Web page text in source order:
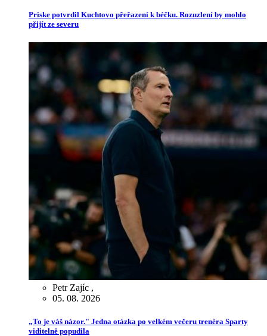
Priske potvrdil Kuchtovo přeřazení k béčku. Rozuzlení by mohlo
přijít ze severu
Petr Zajíc ,
05. 08. 2026
„To je váš názor." Jedna otázka po velkém večeru trenéra Sparty
viditelně popudila